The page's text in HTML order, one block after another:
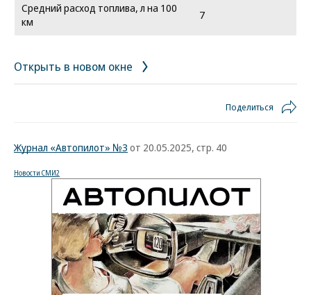
Средний расход топлива, л на 100
км
7
Открыть в новом окне
Поделиться
Журнал «Автопилот» №3 от 20.05.2025, стр. 40
Новости СМИ2